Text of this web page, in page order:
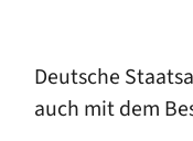
Deutsche
auch mit dem